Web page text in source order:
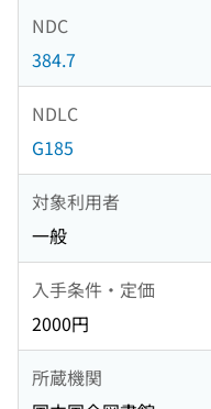
NDC
384.7
NDLC
G185
対象利用者
一般
入手条件・定価
2000円
所蔵機関